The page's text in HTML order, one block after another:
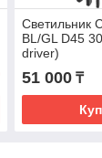
Светильник
BL/GL D45
driver)
51 000₸